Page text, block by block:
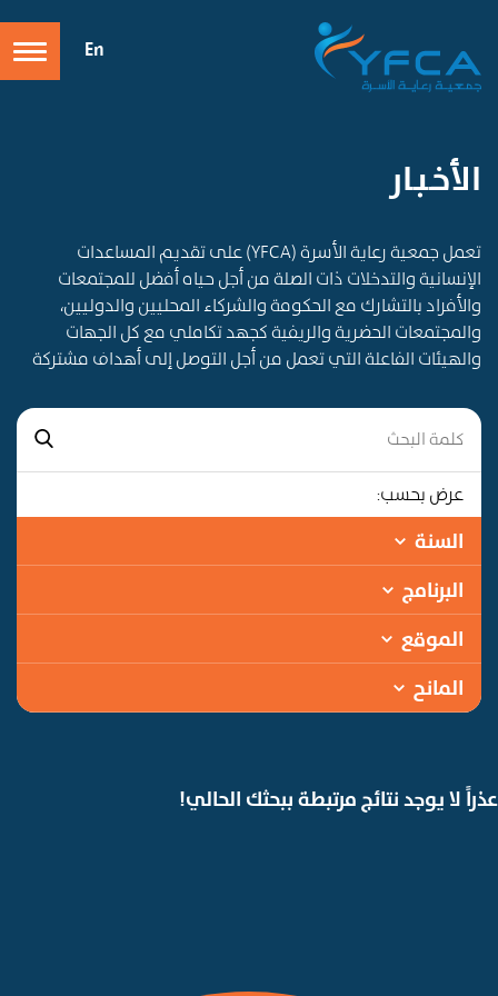
En
الأخـبـار
تعمل جمعية رعاية الأسرة (YFCA) على تقديم المساعدات
الإنسانية والتدخلات ذات الصلة من أجل حياه أفضل للمجتمعات
والأفراد بالتشارك مع الحكومة والشركاء المحليين والدوليين،
والمجتمعات الحضرية والريفية كجهد تكاملي مع كل الجهات
والهيئات الفاعلة التي تعمل من أجل التوصل إلى أهداف مشتركة
عرض بحسب:
السنة
البرنامج
الموقع
المانح
عذراً لا يوجد نتائج مرتبطة ببحثك الحالي!